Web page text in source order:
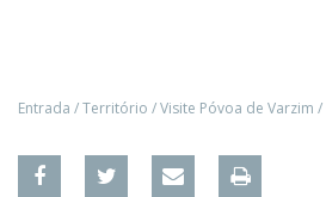
Entrada /Território /Visite Póvoa de Varzim /